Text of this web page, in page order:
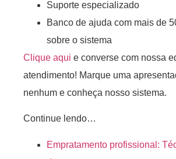
Suporte especializado
Banco de ajuda com mais de
sobre o sistema
Clique aqui e converse com nossa
atendimento! Marque uma
nenhum e conheça nosso sistema.
Continue lendo…
Empratamento profissional: